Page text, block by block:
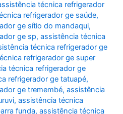
técnica refrigerador
refrigerador ge saúde,
ge sítio do mandaqui,
ge sp,assistência técnica
técnica refrigerador ge
refrigerador ge super
técnica refrigerador ge
refrigerador ge tatuapé,
ge tremembé,assistência
,assistência técnica
funda,assistência técnica